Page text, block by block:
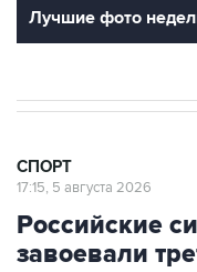
Лучшие фото
СПОРТ
17:15, 5 августа 2026
Российские
завоевали